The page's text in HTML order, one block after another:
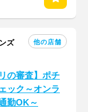
ズ
他の店舗
の審査】ポチ
ック～オンラ
勤OK～